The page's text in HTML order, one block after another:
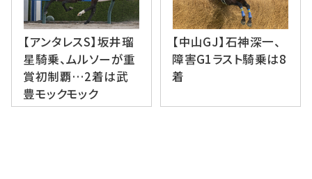
【アンタレスS】坂井瑠
星騎乗、ムルソーが重
賞初制覇…2着は武
豊モックモック
【中山GJ】石神深一、
障害G1ラスト騎乗は8
着